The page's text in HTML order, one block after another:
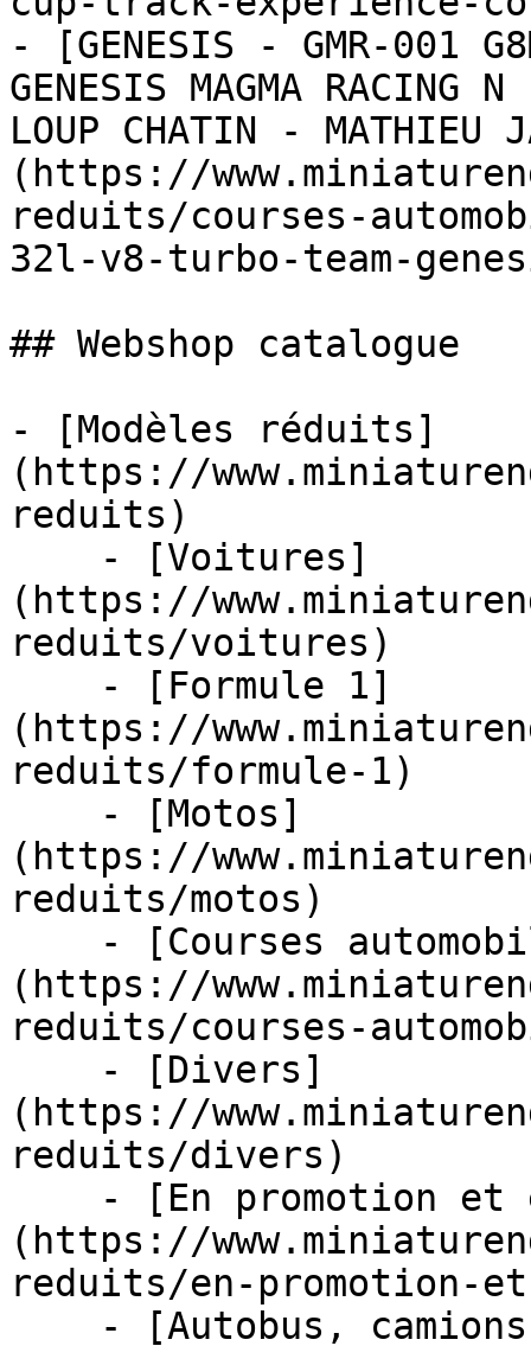
- [GENESIS - GMR-001
GENESIS MAGMA RACING
LOUP CHATIN - MATHIEU
(https://
reduits/courses-
32l-v8-turbo-team-
## Webshop catalogue
- [Modèles réduits]
(https://
reduits)
(https://
reduits/voitures)
(https://
reduits/formule-1)
(https://
reduits/motos)
(https://
reduits/courses-
(https://
reduits/divers)
(https://
reduits/en-promotion-